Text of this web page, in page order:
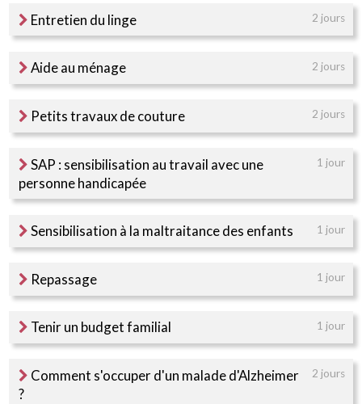
Entretien du linge 2 jours
Aide au ménage 2 jours
Petits travaux de couture 2 jours
SAP : sensibilisation au travail avec une
personne handicapée
1 jour
Sensibilisation à la maltraitance des enfants 1 jour
Repassage 1 jour
Tenir un budget familial 1 jour
Comment s'occuper d'un malade d'Alzheimer
?
2 jours